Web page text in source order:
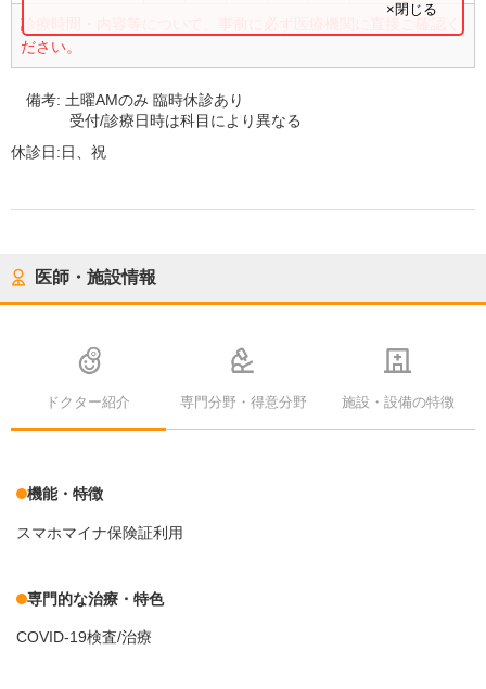
診療時間・内容等について、事前に必ず医療機関に直接ご確認く
ださい。
×閉じる
備考: 土曜AMのみ 臨時休診あり
受付/診療日時は科目により異なる
休診日:日、祝
医師・施設情報
ドクター紹介 専門分野・得意分野 施設・設備の特徴
機能・特徴
スマホマイナ保険証利用
専門的な治療・特色
COVID-19検査/治療